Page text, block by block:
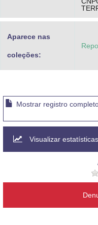
Aparece nas
coleções:
Mostrar registro
Visualizar estatísticas